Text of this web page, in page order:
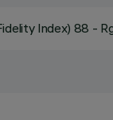
Index) 88 -